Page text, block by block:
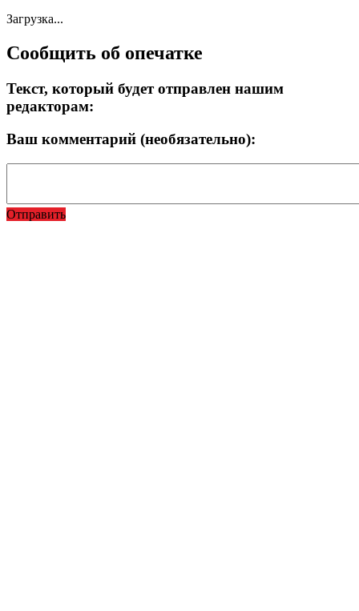
Загрузка...
Сообщить об опечатке
Текст, который будет отправлен нашим
редакторам:
Ваш комментарий (необязательно):
Отправить